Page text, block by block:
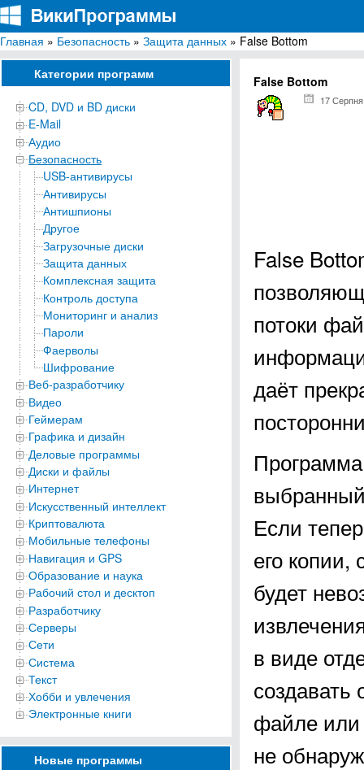
ВикиПрограммы
Энциклопедия бесплатных компьютерных программ для Windows
Главная » Безопасность » Защита данных » False Bottom
Категории программ
CD, DVD и BD диски
E-Mail
Аудио
Безопасность
USB-антивирусы
Антивирусы
Антишпионы
Другое
Загрузочные диски
Защита данных
Комплексная защита
Контроль доступа
Мониторинг и анализ
Пароли
Фаерволы
Шифрование
Веб-разработчику
Видео
Геймерам
Графика и дизайн
Деловые программы
Диски и файлы
Интернет
Искусственный интеллект
Криптовалюта
Мобильные телефоны
Навигация и GPS
Образование и наука
Рабочий стол и десктоп
Разработчику
Серверы
Сети
Система
Текст
Хобби и увлечения
Электронные книги
Новые программы
False Bottom
17
False
потоки
даёт
Если
его
будет
в виде
создавать
файле или
не